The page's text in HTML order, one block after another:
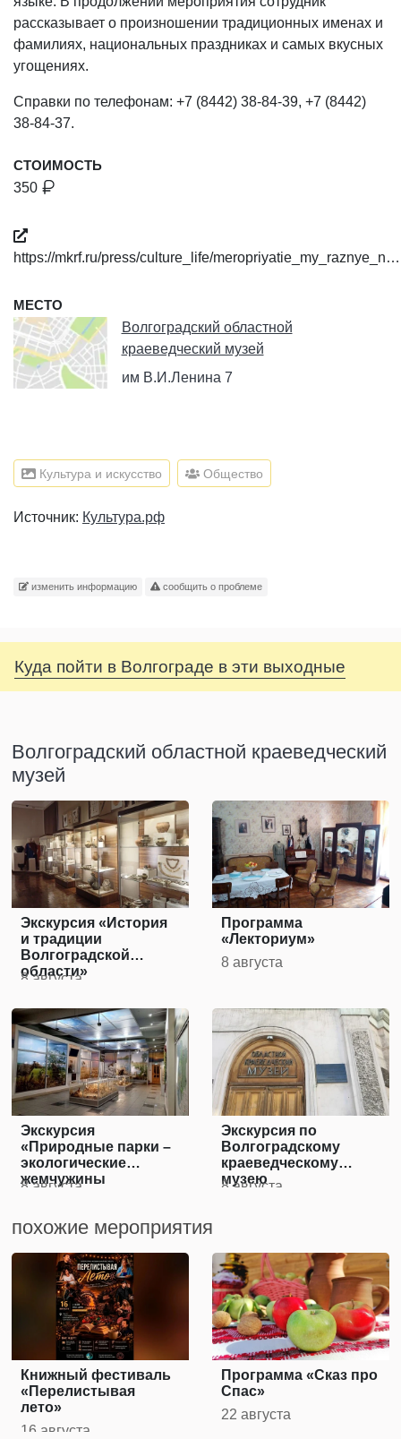
рассказывает о произношении традиционных именах и
фамилиях, национальных праздниках и самых вкусных
угощениях.
Справки по телефонам: +7 (8442) 38-84-39, +7 (8442)
38-84-37.
СТОИМОСТЬ
350
https://mkrf.ru/press/culture_life/meropriyatie_my_raznye_n…
МЕСТО
Волгоградский областной
краеведческий музей
им В.И.Ленина 7
Культура и искусство Общество
Источник: Культура.рф
изменить информацию сообщить о проблеме
Куда пойти в Волгограде в эти выходные
Волгоградский областной краеведческий
музей
Экскурсия «История
и традиции
Волгоградской
области»
8 августа
Программа
«Лекториум»
8 августа
Экскурсия
«Природные парки –
экологические
жемчужины
8 августа
Экскурсия по
Волгоградскому
краеведческому
музею
8 августа
похожие мероприятия
Книжный фестиваль
«Перелистывая
лето»
16 августа
Программа «Сказ про
Спас»
22 августа